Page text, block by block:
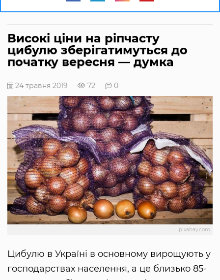
Високі ціни на ріпчасту
цибулю зберігатимуться до
початку вересня — думка
24 травня 2019 72 0
pixabay.com
Цибулю в Україні в основному вирощують у
господарствах населення, а це близько 85-